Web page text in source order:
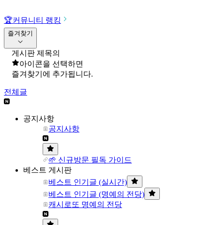
🏆커뮤니티 랭킹
즐겨찾기
게시판 제목의
아이콘을 선택하면
즐겨찾기에 추가됩니다.
전체글
공지사항
공지사항
🌱 신규방문 필독 가이드
베스트 게시판
베스트 인기글 (실시간)
베스트 인기글 (명예의 전당)
캐시로또 명예의 전당